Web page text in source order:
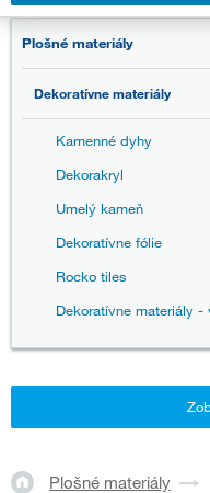
Plošné materiály
Dekoratívne materiály
Kamenné dyhy
Dekorakryl
Umelý kameň
Dekoratívne fólie
Rocko tiles
Dekoratívne materiály -
Plošné materiály